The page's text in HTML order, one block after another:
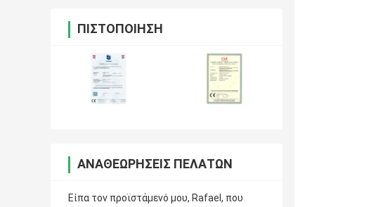
ΠΙΣΤΟΠΟΊΗΣΗ
ΑΝΑΘΕΩΡΉΣΕΙΣ ΠΕΛΑΤΏΝ
Είπα τον προϊστάμενό μου, Rafael, που